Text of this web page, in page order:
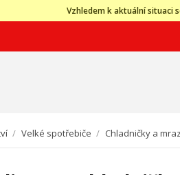
Vzhledem k aktuální situaci
/ Velké spotřebiče / Chladničky a